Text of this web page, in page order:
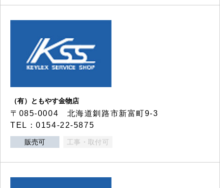
（有）ともやす金物店
〒085-0004 北海道釧路市新富町9-3
TEL：0154-22-5875
販売可 工事・取付可